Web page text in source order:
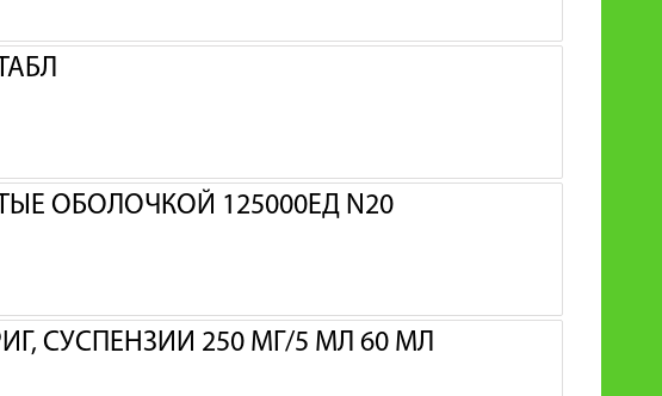
ОБОЛОЧКОЙ 125000ЕД N20
СУСПЕНЗИИ 250 МГ/5 МЛ 60 МЛ